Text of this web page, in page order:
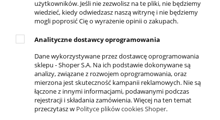
Ulubione
Formy płatności
Czas realizacji zamówienia
KONTAKT
ul. Krakowska 69,
32-050 Skawina
789-269-890
użytkowników. Jeśli nie zezwolisz na te pliki, nie będziemy
wiedzieć, kiedy odwiedzasz naszą witrynę i nie będziemy
mogli poprosić Cię o wyrażenie opinii o zakupach.
Analityczne dostawcy oprogramowania
Dane wykorzystywane przez dostawcę oprogramowania
sklepu - Shoper S.A. Na ich podstawie dokonywane są
analizy, związane z rozwojem oprogramowania, oraz
mierzona jest skuteczność kampanii reklamowych. Nie są
łączone z innymi informacjami, podawanymi podczas
rejestracji i składania zamówienia. Więcej na ten temat
przeczytasz w Polityce plików cookies Shoper.